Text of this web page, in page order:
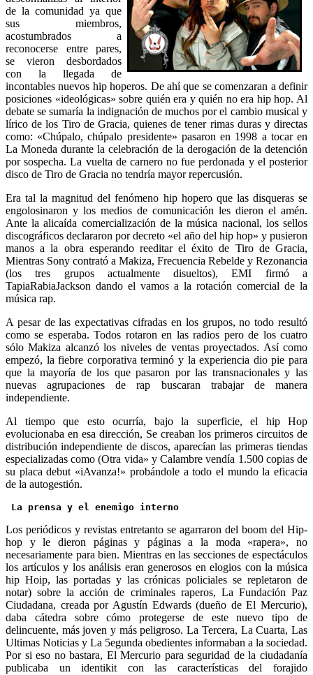
de la comunidad ya que
sus miembros,
acostumbrados a
reconocerse entre pares,
se vieron desbordados
con la llegada de
incontables nuevos hip hoperos. De ahí que se comenzaran a definir
posiciones «ideológicas» sobre quién era y quién no era hip hop. Al
debate se sumaría la indignación de muchos por el cambio musical y
lírico de los Tiro de Gracia, quienes de tener rimas duras y directas
como: «Chúpalo, chúpalo presidente» pasaron en 1998 a tocar en
La Moneda durante la celebración de la derogación de la detención
por sospecha. La vuelta de carnero no fue perdonada y el posterior
disco de Tiro de Gracia no tendría mayor repercusión.
Era tal la magnitud del fenómeno hip hopero que las disqueras se
engolosinaron y los medios de comunicación les dieron el amén.
Ante la alicaída comercialización de la música nacional, los sellos
discográficos declararon por decreto «el año del hip hop» y pusieron
manos a la obra esperando reeditar el éxito de Tiro de Gracia,
Mientras Sony contrató a Makiza, Frecuencia Rebelde y Rezonancia
(los tres grupos actualmente disueltos), EMI firmó a
TapiaRabiaJackson dando el vamos a la rotación comercial de la
música rap.
A pesar de las expectativas cifradas en los grupos, no todo resultó
como se esperaba. Todos rotaron en las radios pero de los cuatro
sólo Makiza alcanzó los niveles de ventas proyectados. Así como
empezó, la fiebre corporativa terminó y la experiencia dio pie para
que la mayoría de los que pasaron por las transnacionales y las
nuevas agrupaciones de rap buscaran trabajar de manera
independiente.
Al tiempo que esto ocurría, bajo la superficie, el hip Hop
evolucionaba en esa dirección, Se creaban los primeros circuitos de
distribución independiente de discos, aparecían las primeras tiendas
especializadas como (Otra vida» y Calambre vendía 1.500 copias de
su placa debut «iAvanza!» probándole a todo el mundo la eficacia
de la autogestión.
La prensa y el enemigo interno
Los periódicos y revistas entretanto se agarraron del boom del Hip-
hop y le dieron páginas y páginas a la moda «rapera», no
necesariamente para bien. Mientras en las secciones de espectáculos
los artículos y los análisis eran generosos en elogios con la música
hip Hoip, las portadas y las crónicas policiales se repletaron de
notar) sobre la acción de criminales raperos, La Fundación Paz
Ciudadana, creada por Agustín Edwards (dueño de El Mercurio),
daba cátedra sobre cómo protegerse de este nuevo tipo de
delincuente, más joven y más peligroso. La Tercera, La Cuarta, Las
Ultimas Noticias y La 5egunda obedientes informaban a la sociedad.
Por si eso no bastara, El Mercurio para seguridad de la ciudadanía
publicaba un identikit con las características del forajido